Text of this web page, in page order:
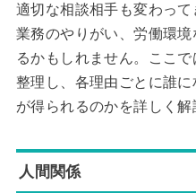
適切な相談相手も変わっ
業務のやりがい、労働環
るかもしれません。ここ
整理し、各理由ごとに誰
が得られるのかを詳しく解
人間関係